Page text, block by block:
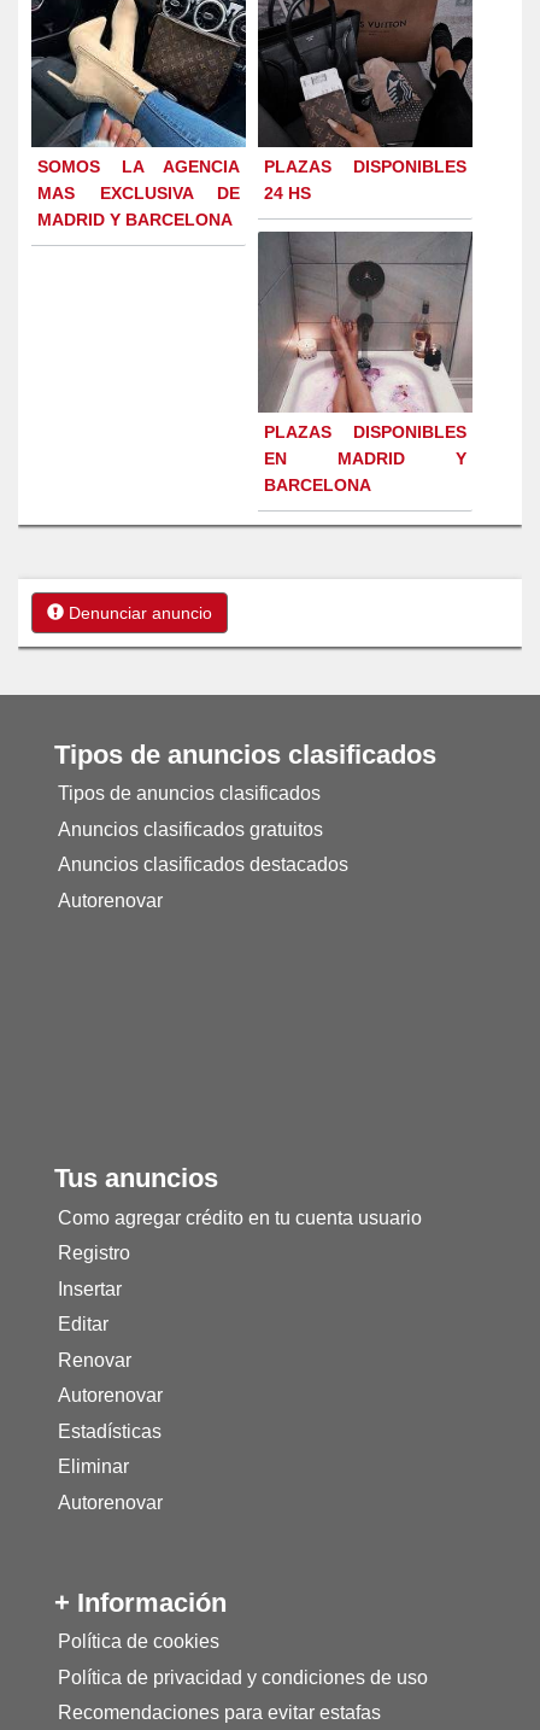
SOMOS LA AGENCIA
MAS EXCLUSIVA DE
MADRID Y BARCELONA
PLAZAS DISPONIBLES
24 HS
PLAZAS DISPONIBLES
EN MADRID Y
BARCELONA
Denunciar anuncio
Tipos de anuncios clasificados
Tipos de anuncios clasificados
Anuncios clasificados gratuitos
Anuncios clasificados destacados
Autorenovar
Tus anuncios
Como agregar crédito en tu cuenta usuario
Registro
Insertar
Editar
Renovar
Autorenovar
Estadísticas
Eliminar
Autorenovar
+ Información
Política de cookies
Política de privacidad y condiciones de uso
Recomendaciones para evitar estafas